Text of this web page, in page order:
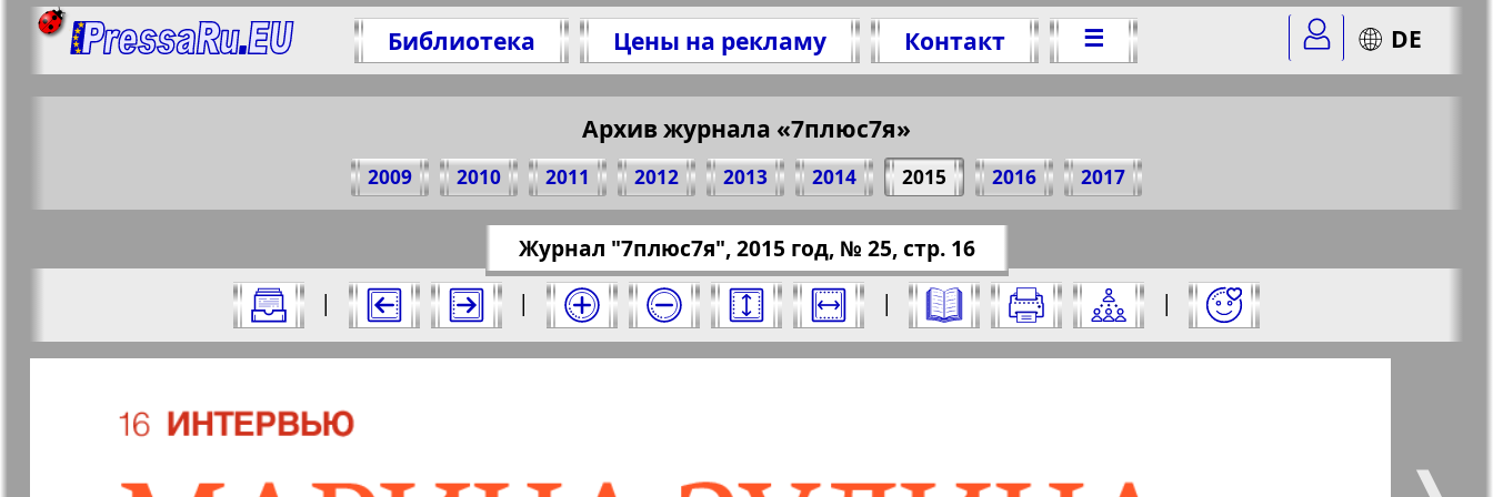
Библиотека Цены на рекламу Контакт ☰ DE
Архив журнала «7плюс7я»
2009 2010 2011 2012 2013 2014 2015 2016 2017
Все номера журнала "7плюс7я" за 2015 год. Выберите номер и нажмите на него:
Журнал "7плюс7я", 2015 год, № 25, стр. 16
|
| | |
Страницы журнала "7плюс7я". Номер: 25, 2015 год. Выберите страницу и нажмите на нее:
2 3 4
Отправить
Поделитесь 16 стр. журнала "7плюс7я", № 25, 2015 г.
(Нажмите, чтобы скопировать ссылку)
https://pressaru.eu/?pub=7-plus-semya&god=2015&nomer=25&str=16
Апельсин
Баден-
Берлинский
Все pro все